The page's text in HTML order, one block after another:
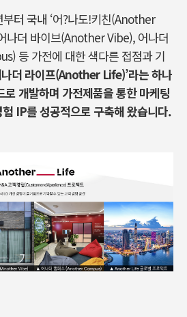
터 국내 ‘어?나도!키친(Another
나더 바이브(Another Vibe), 어나더
등 가전에 대한 색다른 접점과 기
나더 라이프(Another Life)’라는 하나
로 개발하며 가전제품을 통한 마케팅
IP를 성공적으로 구축해 왔습니다.